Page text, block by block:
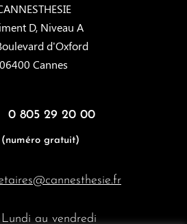
D, Niveau A
d'Oxford
06400 Cannes
0 805 29 20 00
(numéro gratuit)
Lundi au vendredi